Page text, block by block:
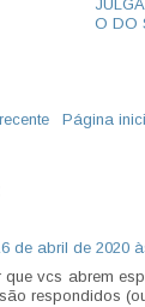
O DO
Página
de abril de 2020
que vcs abrem
respondidos